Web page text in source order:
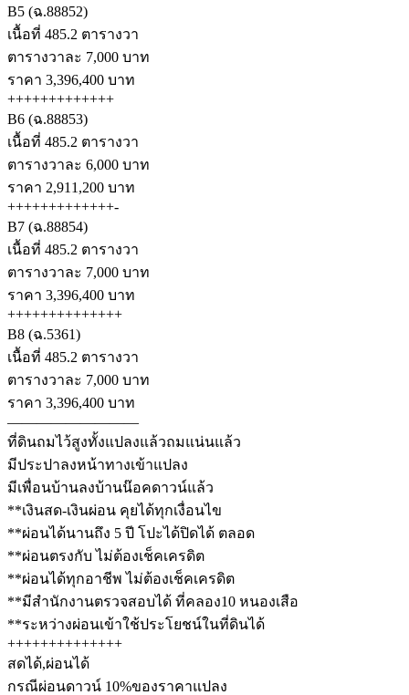
B5 (ฉ.88852)
เนื้อที่ 485.2 ตารางวา
ตารางวาละ 7,000 บาท
ราคา 3,396,400 บาท
+++++++++++++
B6 (ฉ.88853)
เนื้อที่ 485.2 ตารางวา
ตารางวาละ 6,000 บาท
ราคา 2,911,200 บาท
+++++++++++++-
B7 (ฉ.88854)
เนื้อที่ 485.2 ตารางวา
ตารางวาละ 7,000 บาท
ราคา 3,396,400 บาท
++++++++++++++
B8 (ฉ.5361)
เนื้อที่ 485.2 ตารางวา
ตารางวาละ 7,000 บาท
ราคา 3,396,400 บาท
—————————
ที่ดินถมไว้สูงทั้งแปลงแล้วถมแน่นแล้ว
มีประปาลงหน้าทางเข้าแปลง
มีเพื่อนบ้านลงบ้านน๊อคดาวน์แล้ว
**เงินสด-เงินผ่อน คุยได้ทุกเงื่อนไข
**ผ่อนได้นานถึง 5 ปี โปะได้ปิดได้ ตลอด
**ผ่อนตรงกับ ไม่ต้องเช็คเครดิต
**ผ่อนได้ทุกอาชีพ ไม่ต้องเช็คเครดิต
**มีสำนักงานตรวจสอบได้ ที่คลอง10 หนองเสือ
**ระหว่างผ่อนเข้าใช้ประโยชน์ในที่ดินได้
++++++++++++++
สดได้,ผ่อนได้
กรณีผ่อนดาวน์ 10%ของราคาแปลง